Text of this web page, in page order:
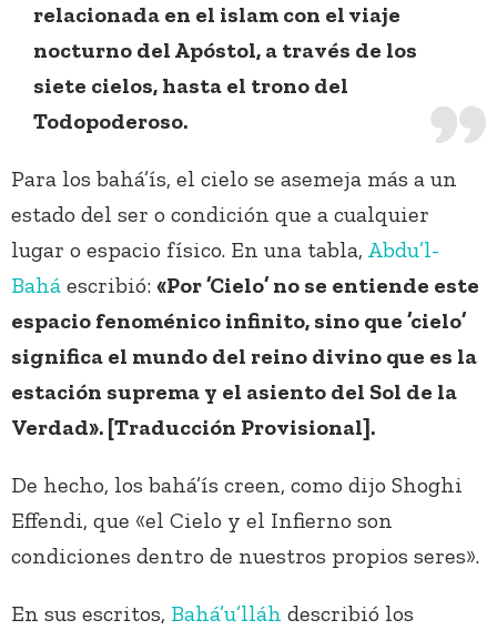
relacionada en el islam con el viaje
nocturno del Apóstol, a través de los
siete cielos, hasta el trono del
Todopoderoso.
Para los bahá’ís, el cielo se asemeja más a un
estado del ser o condición que a cualquier
lugar o espacio físico. En una tabla, Abdu’l-
Bahá escribió: «Por ’Cielo’ no se entiende este
espacio fenoménico infinito, sino que ’cielo’
significa el mundo del reino divino que es la
estación suprema y el asiento del Sol de la
Verdad». [Traducción Provisional].
De hecho, los bahá’ís creen, como dijo Shoghi
Effendi, que «el Cielo y el Infierno son
condiciones dentro de nuestros propios seres».
En sus escritos, Bahá’u’lláh describió los